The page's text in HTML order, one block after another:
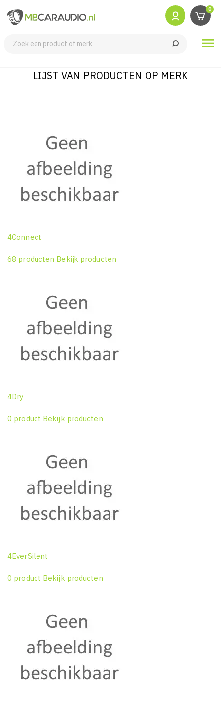
0

LIJST VAN PRODUCTEN OP MERK
4Connect
68 producten Bekijk producten
4Dry
0 product Bekijk producten
4EverSilent
0 product Bekijk producten